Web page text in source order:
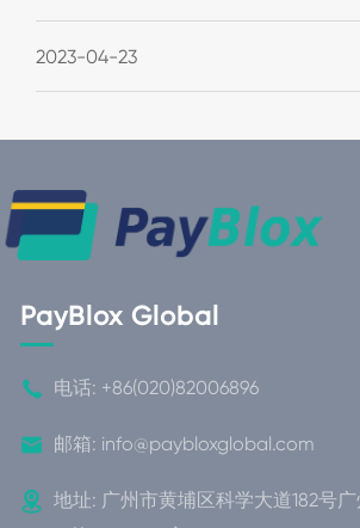
2023-04-23
PayBlox Global
 电话: +86(020)82006896
 邮箱: info@paybloxglobal.com
 地址: 广州市黄埔区科学大道182号